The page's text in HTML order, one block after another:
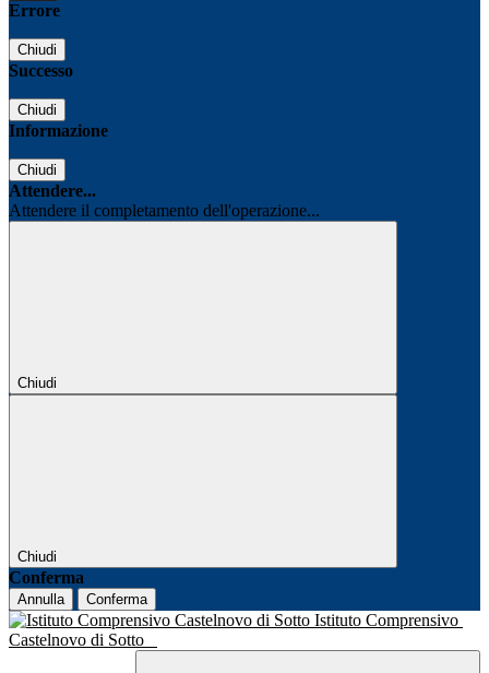
Errore
Chiudi
Successo
Chiudi
Informazione
Chiudi
Attendere...
Attendere il completamento dell'operazione...
Chiudi
Chiudi
Conferma
Annulla Conferma
Istituto Comprensivo
Castelnovo di Sotto